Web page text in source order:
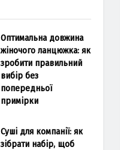
Оптимальна довжина
жіночого ланцюжка: як
зробити правильний
вибір без
попередньої
примірки
Суші для компанії: як
зібрати набір, щоб